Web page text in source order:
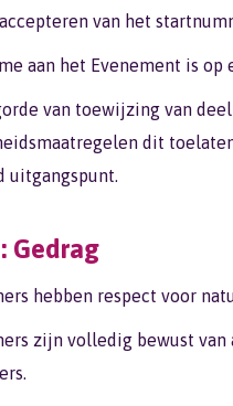
van het
aan het Evenement is op
van toewijzing van
dit
uitgangspunt.
Gedrag
hebben respect voor
zijn volledig bewust